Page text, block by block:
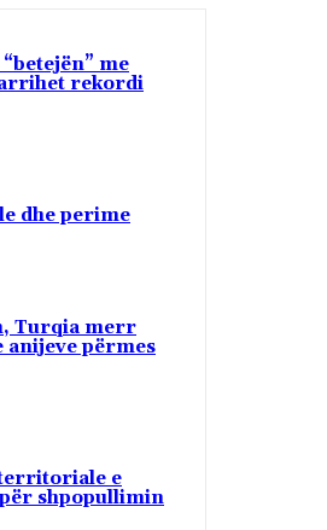
me
rekordi
dhe perime
Turqia merr
anijeve përmes
e
shpopullimin